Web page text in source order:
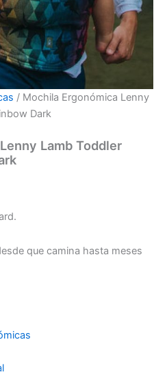
/ Mochila Ergonómica Lenny
Dark
Lamb Toddler
que camina hasta meses